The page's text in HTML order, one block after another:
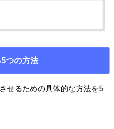
つの方法
せるための具体的な方法を5